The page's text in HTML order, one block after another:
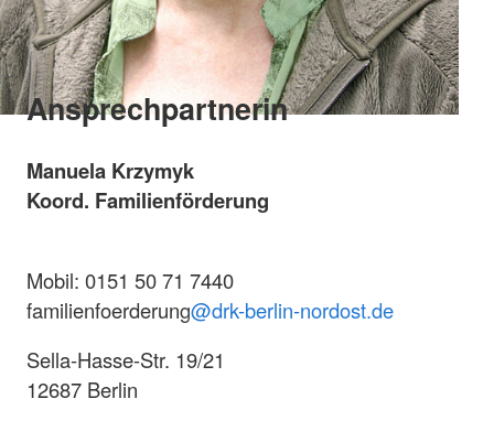
Ansprechpartnerin
Manuela Krzymyk
Koord. Familienförderung
Mobil: 0151 50 71 7440
familienfoerderung@drk-berlin-nordost.de
Sella-Hasse-Str. 19/21
12687 Berlin